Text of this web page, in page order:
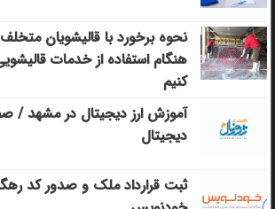
نحوه برخورد با قالیشویان
هنگام استفاده از خدمات
کنیم
آموزش ارز دیجیتال در مشهد /
دیجیتال
ثبت قرارداد ملک و صدور کد